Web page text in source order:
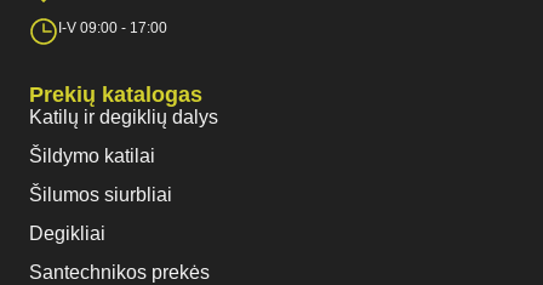
I-V 09:00 - 17:00
Prekių katalogas
Katilų ir degiklių dalys
Šildymo katilai
Šilumos siurbliai
Degikliai
Santechnikos prekės